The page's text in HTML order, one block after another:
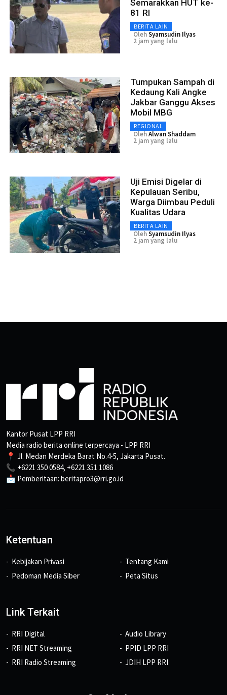
Semarakkan HUT ke-
81 RI
BERITA LAIN
OlehSyamsudin Ilyas
2 jam yang lalu
Tumpukan Sampah di
Kedaung Kali Angke
Jakbar Ganggu Akses
Mobil MBG
REGIONAL
OlehAlwan Shaddam
2 jam yang lalu
Uji Emisi Digelar di
Kepulauan Seribu,
Warga Diimbau Peduli
Kualitas Udara
BERITA LAIN
OlehSyamsudin Ilyas
2 jam yang lalu
Kantor Pusat LPP RRI
Media radio berita online terpercaya - LPP RRI
📍 Jl. Medan Merdeka Barat No.4-5, Jakarta Pusat.
📞 +6221 350 0584, +6221 351 1086
📩 Pemberitaan: beritapro3@rri.go.id
Ketentuan
Kebijakan Privasi
Pedoman Media Siber
Tentang Kami
Peta Situs
Link Terkait
RRI Digital
RRI NET Streaming
RRI Radio Streaming
Audio Library
PPID LPP RRI
JDIH LPP RRI